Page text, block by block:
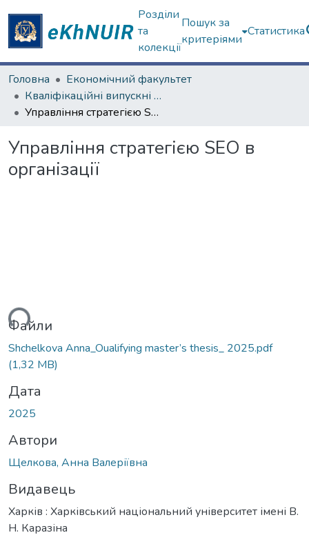
Розділи
та
колекції
Пошук за
критеріями
Статистика
Головна
Економічний факультет
Кваліфікаційні випускні роботи магістрів. Економічний факультет
Управління стратегією SEO в організації
Управління стратегією SEO в
організації
Файли
Shchelkova Anna_Oualifying master’s thesis_ 2025.pdf
(1,32 MB)
Дата
2025
Автори
Щелкова, Анна Валеріївна
Видавець
Харків : Харківський національний університет імені В.
Н. Каразіна